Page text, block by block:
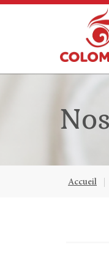
Accueil